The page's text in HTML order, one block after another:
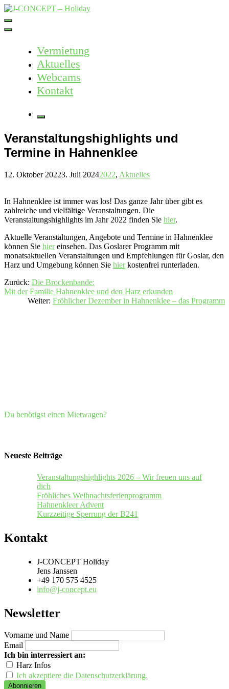
Skip
to
content
Vermietung
Aktuelles
Webcams
Kontakt
More
Veranstaltungshighlights und
Termine in Hahnenklee
12. Oktober 20223. Juli 20242022, Aktuelles
In Hahnenklee ist immer was los! Das ganze Jahr über gibt es
zahlreiche und vielfältige Veranstaltungen. Die
Veranstaltungshighlights im Jahr 2022 finden Sie hier.
Aktuelle Veranstaltungen, Angebote und Termine in Hahnenklee
können Sie hiereinsehen. Das Goslarer Programm mit
monatsaktuellen Veranstaltungen und Empfehlungen für Goslar, den
Harz und Umgebung können Sie hierkostenfrei runterladen.
Zurück: Die Brockenbande:
Mit der Familie Hahnenklee und den Harz erkunden
Weiter: Fröhlicher Dezember in Hahnenklee – das Programm
Du benötigst einen Mietwagen?
Neueste Beiträge
Veranstaltungshighlights 2026 – Wir freuen uns auf
dich
Fröhliches Weihnachtsferienprogramm
Hahnenkleer Advent
Kurzzeitige Sperrung der B241
Kontakt
J-CONCEPT Holiday
Jens Janssen
+49 170 575 4525
info@j-concept.eu
Newsletter
Vorname und Name
Email
Ich bin interressiert an:
Harz Infos
Ich akzeptiere die Datenschutzerklärung.